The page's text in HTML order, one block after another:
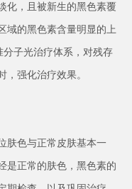
，且被新生的黑色素覆
域的黑色素含量明显的上
分子光治疗体系，对残存
，强化治疗效果。
色与正常皮肤基本一
是正常的肤色，黑色素的